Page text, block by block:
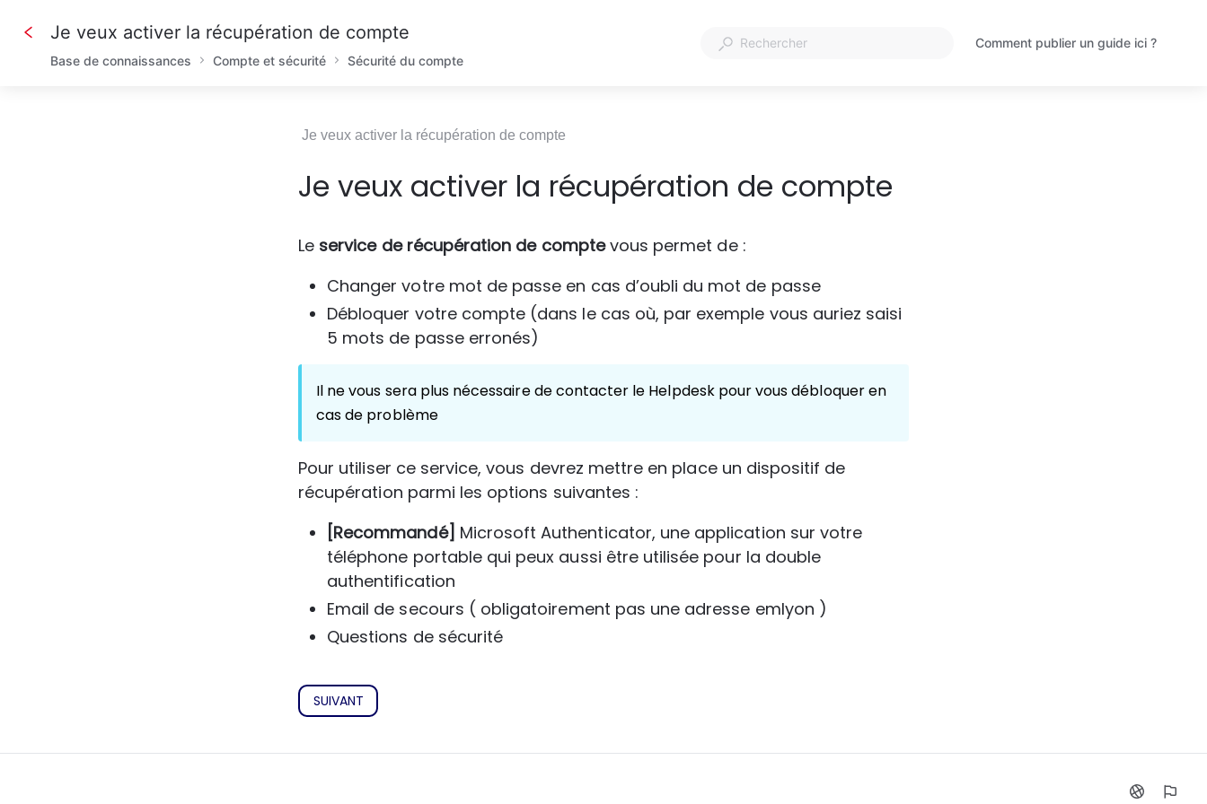
Je veux activer la récupération de compte
Base de connaissances Compte et sécurité Sécurité du compte
Comment publier un guide ici ?
S'ouvre
Je veux activer la récupération de compte
Je veux activer la récupération de compte
Le service de récupération de compte vous permet de :
Changer votre mot de passe en cas d’oubli du mot de passe
Débloquer votre compte (dans le cas où, par exemple vous auriez saisi
5 mots de passe erronés)
Il ne vous sera plus nécessaire de contacter le Helpdesk pour vous débloquer en
cas de problème
Pour utiliser ce service, vous devrez mettre en place un dispositif de
récupération parmi les options suivantes :
[Recommandé] Microsoft Authenticator, une application sur votre
téléphone portable qui peux aussi être utilisée pour la double
authentification
Email de secours ( obligatoirement pas une adresse emlyon )
Questions de sécurité
SUIVANT